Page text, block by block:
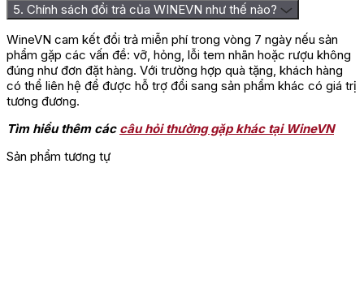
Rượu Vang ÚC Jim
Đánh giá
Florita Riesling”
5. Chính sách đổi trả của WINEVN như thế nào?
WineVN cam kết đổi trả miễn phí trong vòng 7 ngày nếu sản
phẩm gặp các vấn đề: vỡ, hỏng, lỗi tem nhãn hoặc rượu không
đúng như đơn đặt hàng. Với trường hợp quà tặng, khách hàng
có thể liên hệ để được hỗ trợ đổi sang sản phẩm khác có giá trị
tương đương.
Tìm hiểu thêm các câu hỏi thường gặp khác tại WineVN
Sản phẩm tương tự